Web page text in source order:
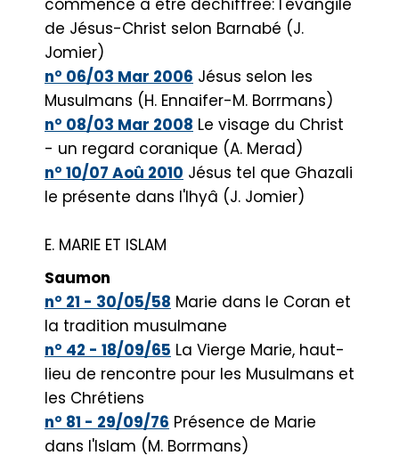
commence à être déchiffrée: l'évangile
de Jésus-Christ selon Barnabé (J.
Jomier)
n° 06/03 Mar 2006 Jésus selon les
Musulmans (H. Ennaifer-M. Borrmans)
n° 08/03 Mar 2008 Le visage du Christ
- un regard coranique (A. Merad)
n° 10/07 Aoû 2010 Jésus tel que Ghazali
le présente dans l'Ihyâ (J. Jomier)
E. MARIE ET ISLAM
Saumon
n° 21 - 30/05/58 Marie dans le Coran et
la tradition musulmane
n° 42 - 18/09/65 La Vierge Marie, haut-
lieu de rencontre pour les Musulmans et
les Chrétiens
n° 81 - 29/09/76 Présence de Marie
dans l'Islam (M. Borrmans)